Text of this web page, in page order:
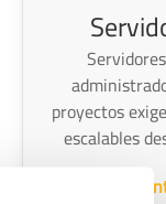
proyectos
escalables